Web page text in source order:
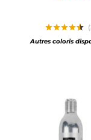
Autres coloris